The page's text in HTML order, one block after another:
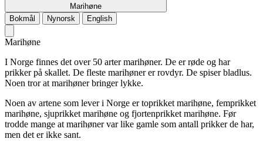
Marihøne
Bokmål
Nynorsk English
Marihøne
I Norge finnes det over 50 arter marihøner. De er røde og har
prikker på skallet. De fleste marihøner er rovdyr. De spiser bladlus.
Noen tror at marihøner bringer lykke.
Noen av artene som lever i Norge er toprikket marihøne, femprikket
marihøne, sjuprikket marihøne og fjortenprikket marihøne. Før
trodde mange at marihøner var like gamle som antall prikker de har,
men det er ikke sant.